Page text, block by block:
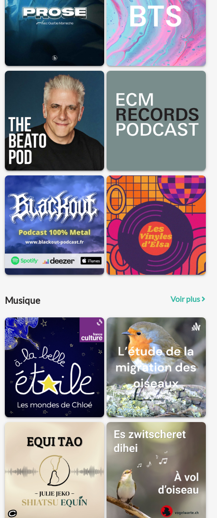
Musique Voir plus